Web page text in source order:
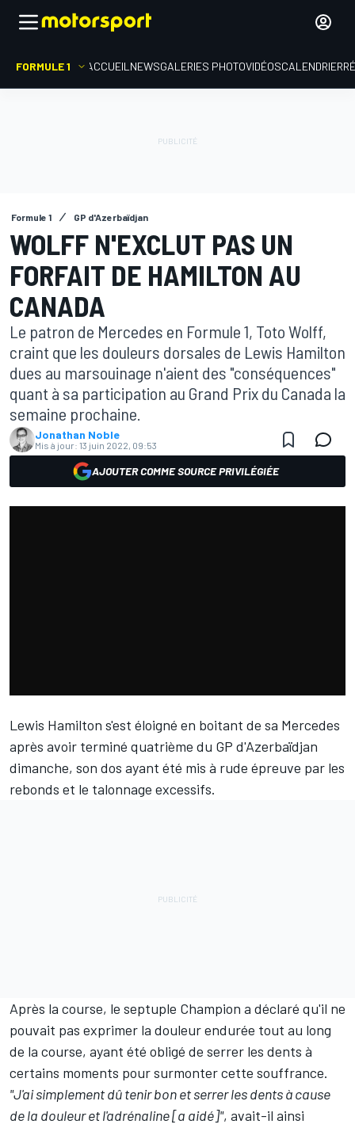
FORMULE 1 ACCUEIL NEWSGALERIES PHOTOVIDÉOSCALENDRIER
Formule 1 GP d'Azerbaïdjan
WOLFF N'EXCLUT PAS UN
FORFAIT DE HAMILTON AU
CANADA
Le patron de Mercedes en Formule 1, Toto Wolff,
craint que les douleurs dorsales de Lewis Hamilton
dues au marsouinage n'aient des "conséquences"
quant à sa participation au Grand Prix du Canada la
semaine prochaine.
Jonathan Noble
Mis à jour: 13 juin 2022, 09:53
AJOUTER COMME SOURCE PRIVILÉGIÉE
Lewis Hamilton s'est éloigné en boitant de sa Mercedes
après avoir terminé quatrième du GP d'Azerbaïdjan
dimanche, son dos ayant été mis à rude épreuve par les
rebonds et le talonnage excessifs.
Après la course, le septuple Champion a déclaré qu'il ne
pouvait pas exprimer la douleur endurée tout au long
de la course, ayant été obligé de serrer les dents à
certains moments pour surmonter cette souffrance.
"J'ai simplement dû tenir bon et serrer les dents à cause
de la douleur et l'adrénaline [a aidé]", avait-il ainsi